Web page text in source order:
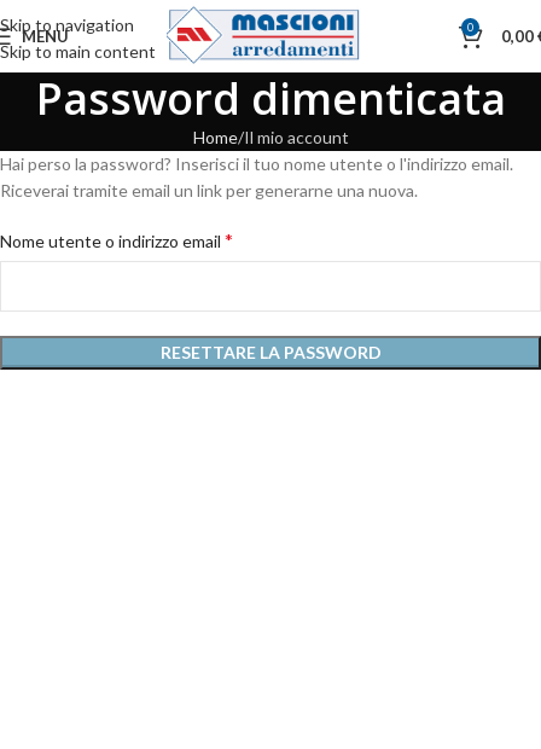
Skip to navigation
Skip to main content
MENU 0 0,00
Password dimenticata
Home Il mio account
Hai perso la password? Inserisci il tuo nome utente o l'indirizzo email.
Riceverai tramite email un link per generarne una nuova.
Nome utente o indirizzo email *
RESETTARE LA PASSWORD